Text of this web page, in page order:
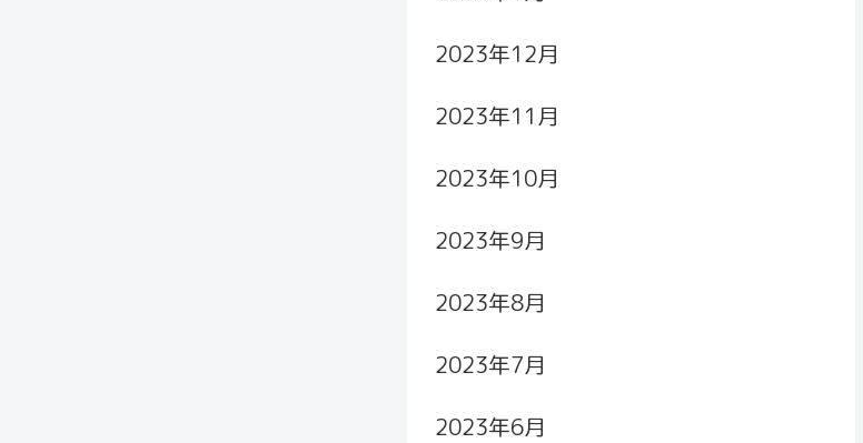
2023年12月
2023年11月
2023年10月
2023年9月
2023年8月
2023年7月
2023年6月